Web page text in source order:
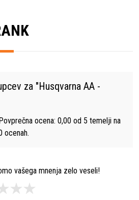
za "Husqvarna AA -
Povprečna ocena: 0,00 od 5 temelji na
ocenah.
vašega mnenja zelo veseli!